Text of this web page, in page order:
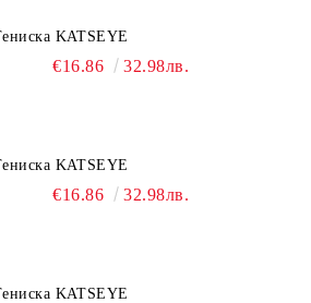
KATSEYE
€16.86 32.98лв.
KATSEYE
€16.86 32.98лв.
KATSEYE